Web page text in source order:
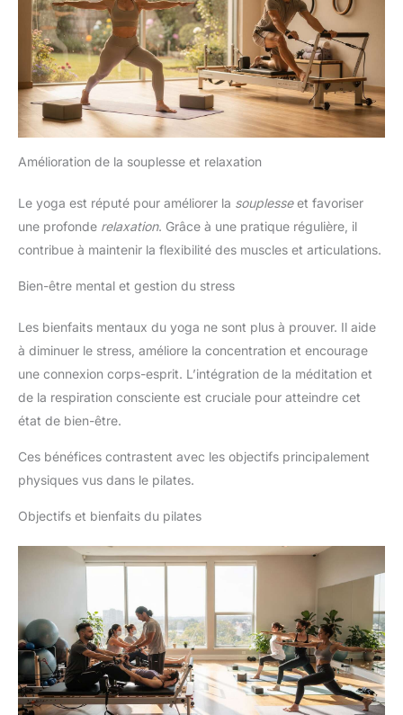
Amélioration de la souplesse et relaxation
Le yoga est réputé pour améliorer la souplesseet favoriser
une profonde relaxation. Grâce à une pratique régulière, il
contribue à maintenir la flexibilité des muscles et articulations.
Bien-être mental et gestion du stress
Les bienfaits mentaux du yoga ne sont plus à prouver. Il aide
à diminuer le stress, améliore la concentration et encourage
une connexion corps-esprit. L’intégration de la méditation et
de la respiration consciente est cruciale pour atteindre cet
état de bien-être.
Ces bénéfices contrastent avec les objectifs principalement
physiques vus dans le pilates.
Objectifs et bienfaits du pilates